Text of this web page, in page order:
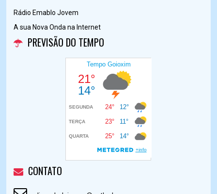
Rádio Emablo Jovem
A sua Nova Onda na Internet
PREVISÃO DO TEMPO
CONTATO